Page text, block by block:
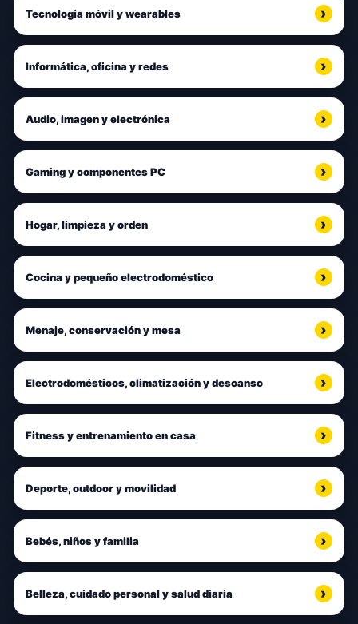
Tecnología móvil y wearables
Informática, oficina y redes
Audio, imagen y electrónica
Gaming y componentes PC
Hogar, limpieza y orden
Cocina y pequeño electrodoméstico
Menaje, conservación y mesa
Electrodomésticos, climatización y descanso
Fitness y entrenamiento en casa
Deporte, outdoor y movilidad
Bebés, niños y familia
Belleza, cuidado personal y salud diaria